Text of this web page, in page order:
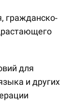
гражданско-
для
и других